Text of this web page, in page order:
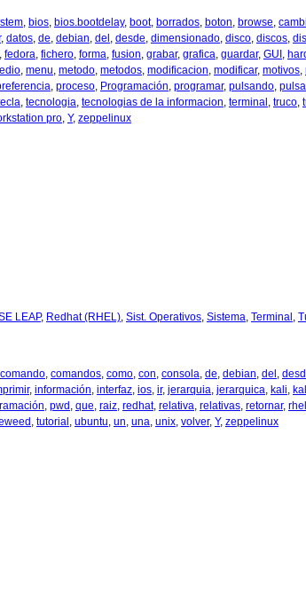
, bios, bios.bootdelay, boot, borrados, boton, browse,
, datos, de, debian, del , desde, dimensionado, disco, discos,
, fedora, fichero, forma, fusion, grabar, grafica, guardar, GUI ,
, menu, metodo, metodos, modificacion, modificar, motivos,
, proceso, Programación, programar, pulsando,
, tecnologia, tecnologias de la informacion, terminal , truco,
pro, Y, zeppelinux
LEAP, Redhat (RHEL), Sist. Operativos, Sistema, Terminal ,
comando, comandos, como, con, consola, de, debian, del ,
, información, interfaz, ios, ir, jerarquia, jerarquica, kali,
, pwd , que, raiz, redhat, relativa, relativas, retornar, rhel
, tutorial , ubuntu, un, una, unix, volver, Y, zeppelinux